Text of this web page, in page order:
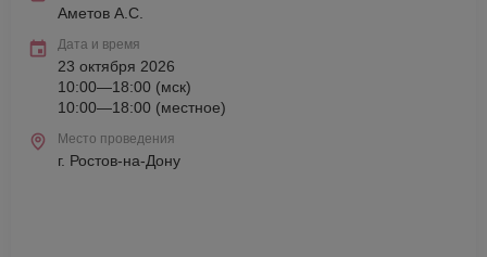
Аметов А.С.
Дата и время
23 октября 2026
10:00—18:00 (мск)
10:00—18:00 (местное)
Место проведения
г. Ростов-на-Дону